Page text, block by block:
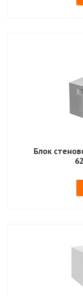
Блок